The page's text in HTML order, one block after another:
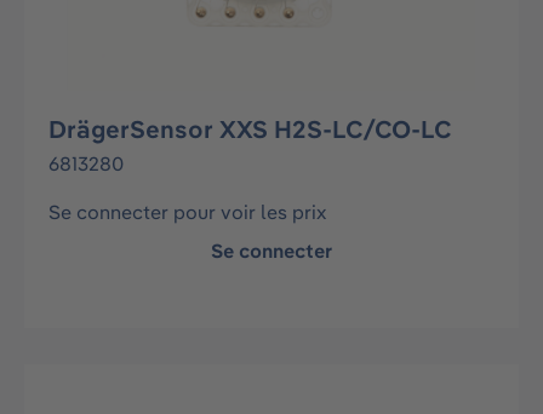
DrägerSensor XXS H2S-LC/CO-LC
6813280
Se connecter pour voir les prix
Se connecter